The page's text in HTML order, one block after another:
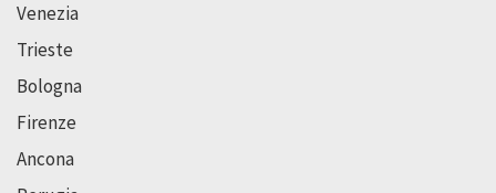
Venezia
Trieste
Bologna
Firenze
Ancona